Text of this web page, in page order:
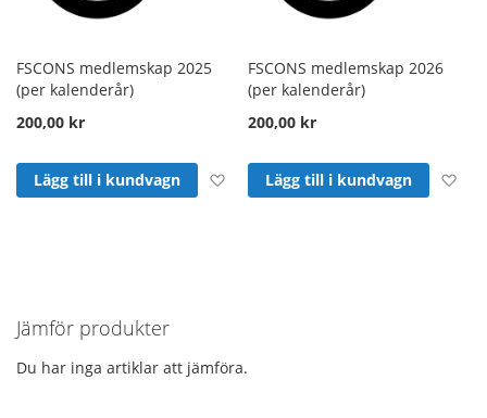
FSCONS medlemskap 2025
(per kalenderår)
200,00 kr
Lägg till i kundvagn Lägg till i önskelista
FSCONS medlemskap 2026
(per kalenderår)
200,00 kr
Lägg till i kundvagn
Jämför produkter
Du har inga artiklar att jämföra.